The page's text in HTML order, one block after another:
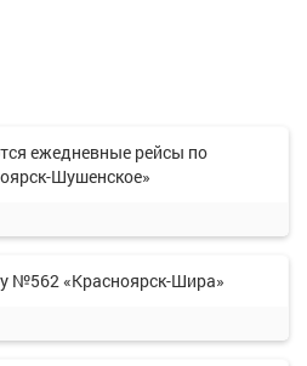
ежедневные рейсы по
Шушенское»
№562 «Красноярск-Шира»